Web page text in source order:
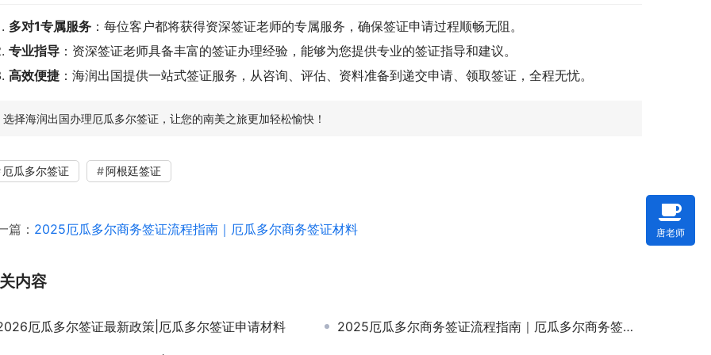
多对1专属服务 ：每位客户都将获得资深签证老师的专属服务，确保签证申请过程顺畅无阻。
专业指导 ：资深签证老师具备丰富的签证办理经验，能够为您提供专业的签证指导和建议。
高效便捷 ：海润出国提供一站式签证服务，从咨询、评估、资料准备到递交申请、领取签证，全程无忧。
选择海润出国办理厄瓜多尔签证，让您的南美之旅更加轻松愉快！
厄瓜多尔签证 阿根廷签证
篇： 2025厄瓜多尔商务签证流程指南｜厄瓜多尔商务签证材料
内容
厄瓜多尔签证最新政策|厄瓜多尔签证申请材料 2025厄瓜多尔商务签证流程指南｜厄瓜多尔商务签证材料
唐老师